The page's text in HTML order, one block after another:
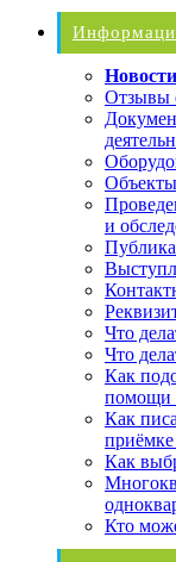
Новости
Отзывы
и
Что
Что
Как
помощи
Как
Как
Кто